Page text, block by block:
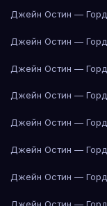
Джейн Остин —
Джейн Остин —
Джейн Остин —
Джейн Остин —
Джейн Остин —
Джейн Остин —
Джейн Остин —
Джейн Остин —